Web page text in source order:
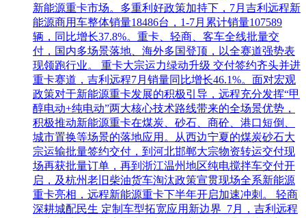
新能源重卡市场。多重利好政策加持下，7月吉利远程新
能源商用车整体销量18486台，1-7月累计销量107589
辆，同比增长37.8%。重卡、轻商、客车全线批量交
付，国内多场景落地、海外多国登顶，以全赛道强势表
现领跑行业。 重卡大宗运力绿动升级 交付签约齐头并进
重卡赛道，吉利远程7月销量同比增长46.1%。面对宏观
政策对于新能源重卡发展的积极引导，远程充分发挥“甲
醇电动+纯电动”两大核心技术路线带来的全场景优势，
积极推动新能源重卡在煤炭、砂石、商砼、港口短倒、
城市置换等场景的落地应用。从西边宁夏的煤炭砂石大
宗运输批量签约交付，到河北邯郸大宗物资转运交付现
场再获批量订单，再到浙江温州地区纯电搅拌车交付开
启，及杭州老旧柴油货车淘汰政策宣贯现场全系新能源
重卡亮相，远程新能源重卡下半年开启加速冲刺。 轻商
深耕城配民生 定制车型拓宽应用新边界 7月，吉利远程